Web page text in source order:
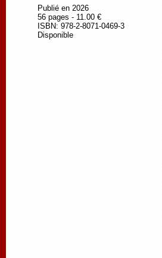
Publié en 2026
56 pages - 11.00 €
ISBN: 978-2-8071-0469-3
Disponible